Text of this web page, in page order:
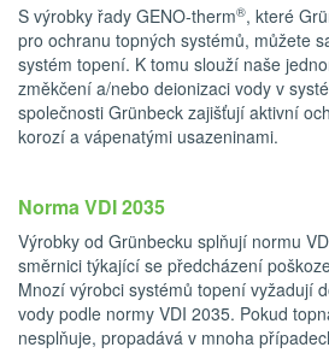
S výrobky řady GENO-therm®, které
pro ochranu topných systémů, můžete
systém topení. K tomu slouží naše
změkčení a/nebo deionizaci vody v
společnosti Grünbeck zajišťují aktivní
korozí a vápenatými usazeninami.
Norma VDI 2035
Výrobky od Grünbecku splňují normu
směrnici týkající se předcházení
Mnozí výrobci systémů topení vyžadují
vody podle normy VDI 2035. Pokud
nesplňuje, propadává v mnoha